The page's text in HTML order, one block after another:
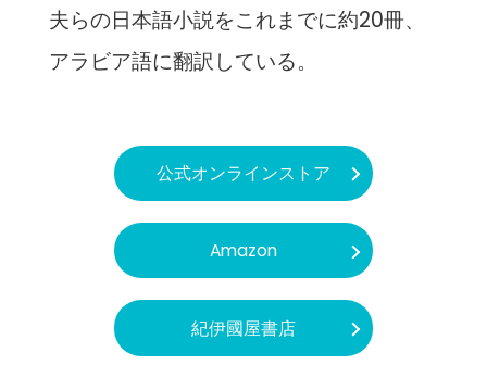
夫らの⽇本語⼩説をこれまでに約20冊、
アラビア語に翻訳している。
公式オンラインストア
Amazon
紀伊國屋書店